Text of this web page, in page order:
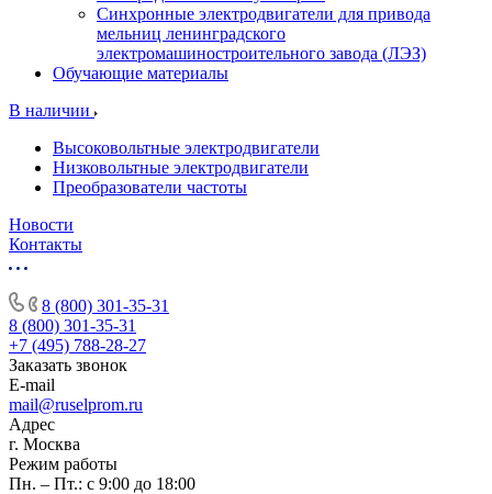
Синхронные электродвигатели для привода
мельниц ленинградского
электромашиностроительного завода (ЛЭЗ)
Обучающие материалы
В наличии
Высоковольтные электродвигатели
Низковольтные электродвигатели
Преобразователи частоты
Новости
Контакты
8 (800) 301-35-31
8 (800) 301-35-31
+7 (495) 788-28-27
Заказать звонок
E-mail
mail@ruselprom.ru
Адрес
г. Москва
Режим работы
Пн. – Пт.: с 9:00 до 18:00